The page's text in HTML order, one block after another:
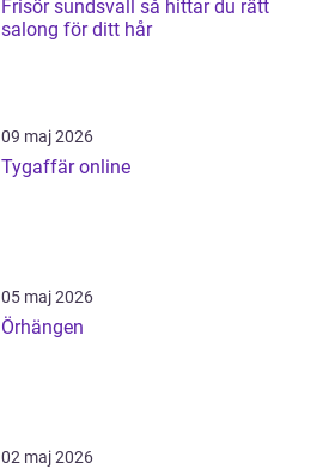
Frisör sundsvall så hittar du rätt
salong för ditt hår
09 maj 2026
Tygaffär online
05 maj 2026
Örhängen
02 maj 2026